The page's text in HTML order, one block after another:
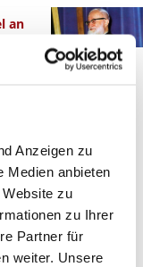
Anzeigen zu
Medien anbieten
zu
zu Ihrer
Partner für
weiter. Unsere
an